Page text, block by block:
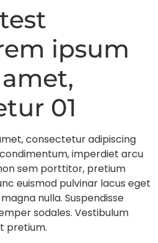
ipsum
01
consectetur adipiscing
imperdiet arcu
sem porttitor, pretium
euismod pulvinar lacus eget
nulla. Suspendisse
sodales. Vestibulum
pretium.